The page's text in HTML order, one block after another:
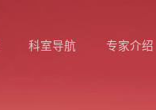
科室导航 专家介绍